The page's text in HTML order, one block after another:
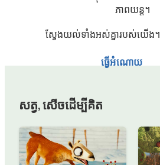
ធ្វើអំណោយ
ភាពយន្ត។
ស្វែងយល់ទាំងអស់គ្នារបស់យើង។
សត្វ, សើចដើម្បីគិត